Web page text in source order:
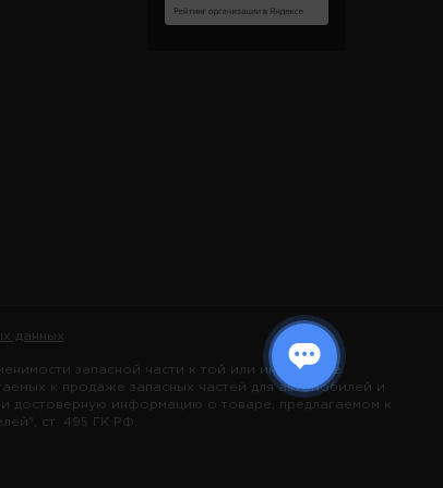
данных
запасной части к той или иной марке
к продаже запасных частей для автомобилей и
достоверную информацию о товаре, предлагаемом к
ст. 495 ГК РФ.